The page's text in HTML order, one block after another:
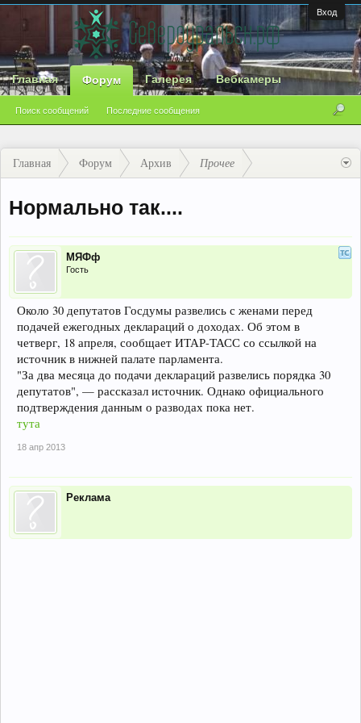
Вход
Главная Форум
Поиск сообщений Последние сообщения
Галерея Вебкамеры
Главная Форум Архив Прочее
Нормально так....
МЯФф
Гость
Около 30 депутатов Госдумы развелись с женами перед
подачей ежегодных деклараций о доходах. Об этом в
четверг, 18 апреля, сообщает ИТАР-ТАСС со ссылкой на
источник в нижней палате парламента.
"За два месяца до подачи деклараций развелись порядка 30
депутатов", — рассказал источник. Однако официального
подтверждения данным о разводах пока нет.
тута
18 апр 2013
Реклама